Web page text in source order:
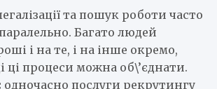
та пошук роботи часто
Багато людей
і на те, і на інше окремо,
ці процеси можна об\’єднати.
одночасно послуги рекрутингу